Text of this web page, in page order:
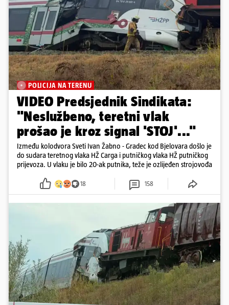
POLICIJA NA TERENU
VIDEO Predsjednik Sindikata:
"Neslužbeno, teretni vlak
prošao je kroz signal 'STOJ'..."
Između kolodvora Sveti Ivan Žabno - Gradec kod Bjelovara došlo je
do sudara teretnog vlaka HŽ Carga i putničkog vlaka HŽ putničkog
prijevoza. U vlaku je bilo 20-ak putnika, teže je ozlijeđen strojovođa
18 158